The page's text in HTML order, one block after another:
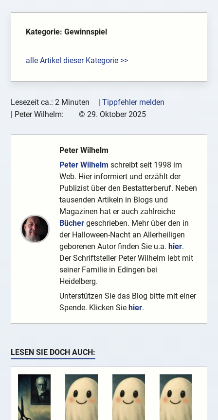
Kategorie: Gewinnspiel
alle Artikel dieser Kategorie >>
Lesezeit ca.: 2 Minuten
| Tippfehler melden
Peter Wilhelm: © 29. Oktober 2025
Peter Wilhelm
Peter Wilhelm schreibt seit 1998 im
Web. Hier informiert und erzählt der
Publizist über den Bestatterberuf. Neben
tausenden Artikeln in Blogs und
Magazinen hat er auch zahlreiche
Bücher geschrieben. Mehr über den in
der Halloween-Nacht an Allerheiligen
geborenen Autor finden Sie u.a. hier.
Der Schriftsteller Peter Wilhelm lebt mit
seiner Familie in Edingen bei
Heidelberg.
Unterstützen Sie das Blog bitte mit einer
Spende. Klicken Sie hier.
LESEN SIE DOCH AUCH: